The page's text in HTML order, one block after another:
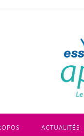
ACTUALITÉS